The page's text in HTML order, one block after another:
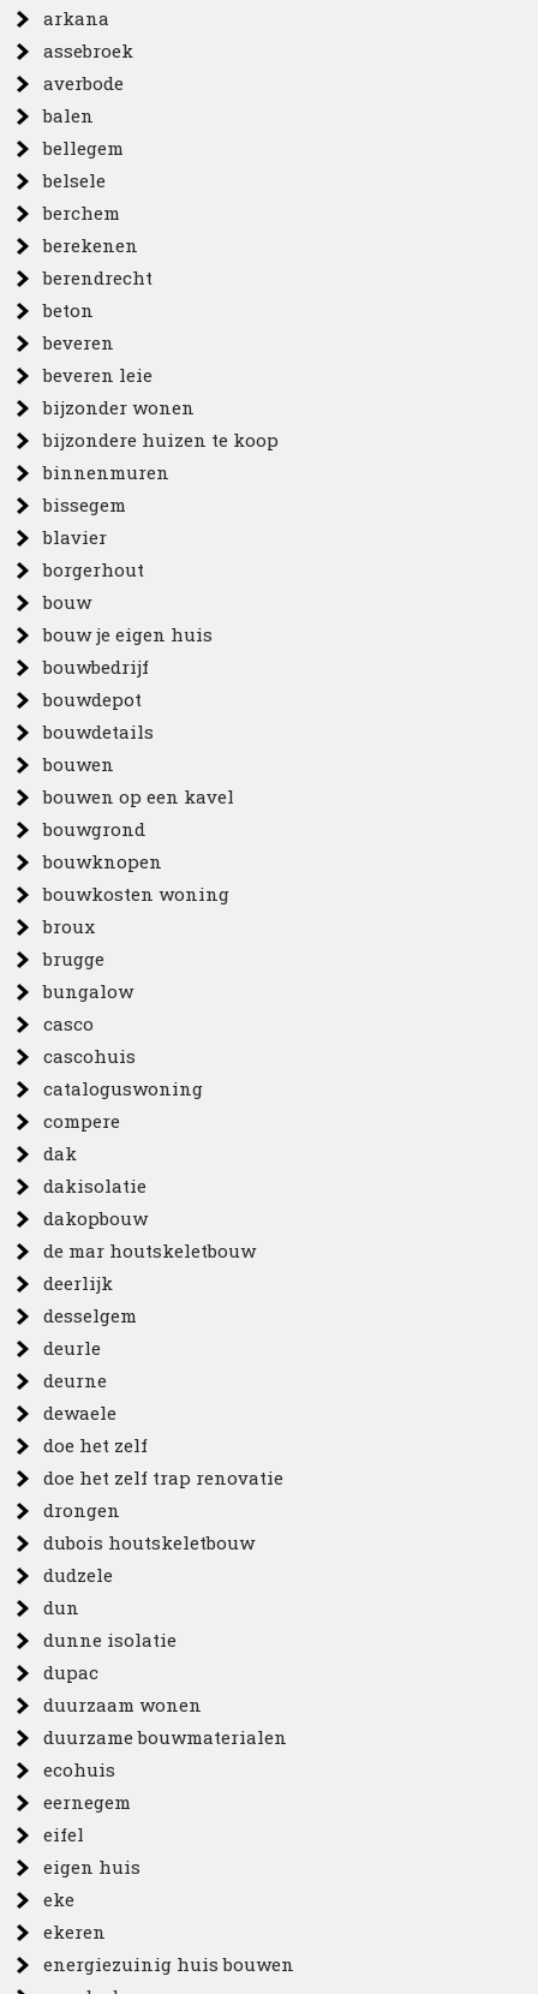
arkana
assebroek
averbode
balen
bellegem
belsele
berchem
berekenen
berendrecht
beton
beveren
beveren leie
bijzonder wonen
bijzondere huizen te koop
binnenmuren
bissegem
blavier
borgerhout
bouw
bouw je eigen huis
bouwbedrijf
bouwdepot
bouwdetails
bouwen
bouwen op een kavel
bouwgrond
bouwknopen
bouwkosten woning
broux
brugge
bungalow
casco
cascohuis
cataloguswoning
compere
dak
dakisolatie
dakopbouw
de mar houtskeletbouw
deerlijk
desselgem
deurle
deurne
dewaele
doe het zelf
doe het zelf trap renovatie
drongen
dubois houtskeletbouw
dudzele
dun
dunne isolatie
dupac
duurzaam wonen
duurzame bouwmaterialen
ecohuis
eernegem
eifel
eigen huis
eke
ekeren
energiezuinig huis bouwen